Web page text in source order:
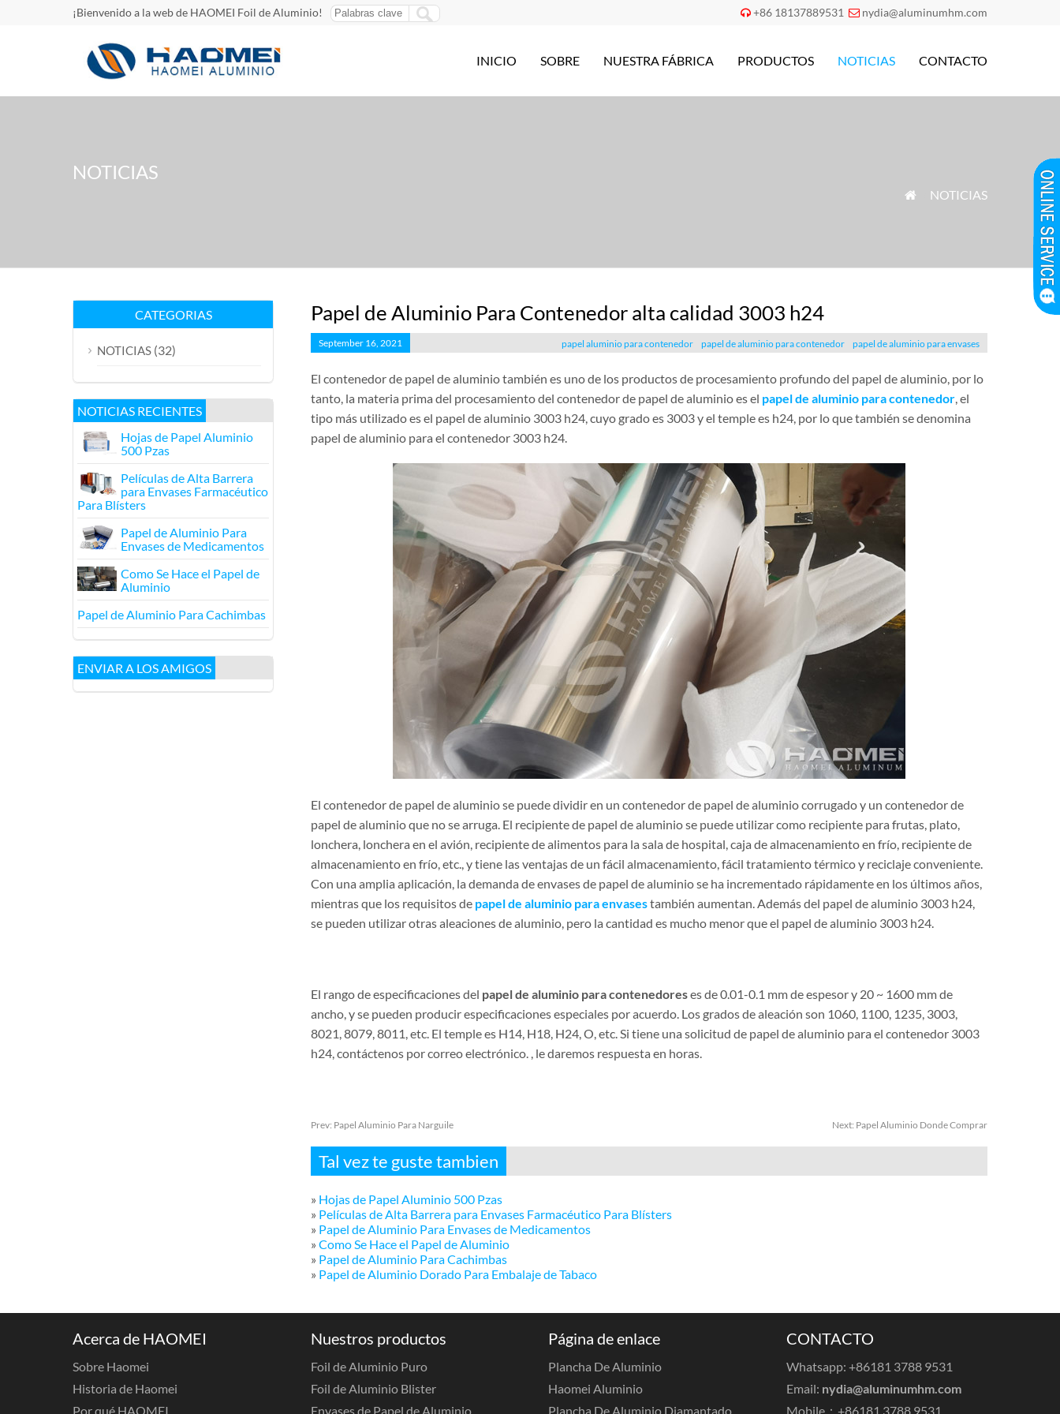
¡Bienvenido a la web de HAOMEI Foil de Aluminio!  +86 18137889531  nydia@aluminumhm.com
INICIO SOBRE NUESTRA FÁBRICA PRODUCTOS NOTICIAS CONTACTO
NOTICIAS
 NOTICIAS
Papel de Aluminio Para Contenedor alta calidad 3003 h24
September 16, 2021 papel aluminio para contenedor papel de aluminio para contenedor papel de aluminio para envases
El contenedor de papel de aluminio también es uno de los productos de procesamiento profundo del papel de aluminio, por lo
tanto, la materia prima del procesamiento del contenedor de papel de aluminio es el papel de aluminio para contenedor, el
tipo más utilizado es el papel de aluminio 3003 h24, cuyo grado es 3003 y el temple es h24, por lo que también se denomina
papel de aluminio para el contenedor 3003 h24.
El contenedor de papel de aluminio se puede dividir en un contenedor de papel de aluminio corrugado y un contenedor de
papel de aluminio que no se arruga. El recipiente de papel de aluminio se puede utilizar como recipiente para frutas, plato,
lonchera, lonchera en el avión, recipiente de alimentos para la sala de hospital, caja de almacenamiento en frío, recipiente de
almacenamiento en frío, etc., y tiene las ventajas de un fácil almacenamiento, fácil tratamiento térmico y reciclaje conveniente.
Con una amplia aplicación, la demanda de envases de papel de aluminio se ha incrementado rápidamente en los últimos años,
mientras que los requisitos de papel de aluminio para envasestambién aumentan. Además del papel de aluminio 3003 h24,
se pueden utilizar otras aleaciones de aluminio, pero la cantidad es mucho menor que el papel de aluminio 3003 h24.
El rango de especificaciones del papel de aluminio para contenedoreses de 0.01-0.1 mm de espesor y 20 ~ 1600 mm de
ancho, y se pueden producir especificaciones especiales por acuerdo. Los grados de aleación son 1060, 1100, 1235, 3003,
8021, 8079, 8011, etc. El temple es H14, H18, H24, O, etc. Si tiene una solicitud de papel de aluminio para el contenedor 3003
h24, contáctenos por correo electrónico. , le daremos respuesta en horas.
Prev: Papel Aluminio Para Narguile Next: Papel Aluminio Donde Comprar
Tal vez te guste tambien
» Hojas de Papel Aluminio 500 Pzas
» Películas de Alta Barrera para Envases Farmacéutico Para Blísters
» Papel de Aluminio Para Envases de Medicamentos
» Como Se Hace el Papel de Aluminio
» Papel de Aluminio Para Cachimbas
» Papel de Aluminio Dorado Para Embalaje de Tabaco
CATEGORIAS
NOTICIAS (32)
NOTICIAS RECIENTES
Hojas de Papel Aluminio
500 Pzas
Películas de Alta Barrera
para Envases Farmacéutico
Para Blísters
Papel de Aluminio Para
Envases de Medicamentos
Como Se Hace el Papel de
Aluminio
Papel de Aluminio Para Cachimbas
ENVIAR A LOS AMIGOS
Acerca de HAOMEI
Sobre Haomei
Historia de Haomei
Por qué HAOMEI
Nuestros productos
Foil de Aluminio Puro
Foil de Aluminio Blister
Envases de Papel de Aluminio
Página de enlace
Plancha De Aluminio
Haomei Aluminio
Plancha De Aluminio Diamantado
CONTACTO
Whatsapp: +86181 3788 9531
Email: nydia@aluminumhm.com
Mobile：+86181 3788 9531